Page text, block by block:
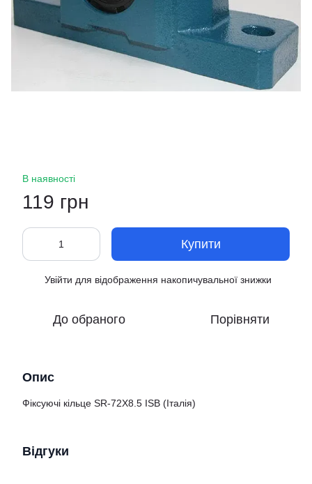
В наявності
119 грн
Купити
Увійти для відображення накопичувальної знижки
До обраного Порівняти
Опис
Фіксуючі кільце SR-72X8.5 ISB (Італія)
Відгуки